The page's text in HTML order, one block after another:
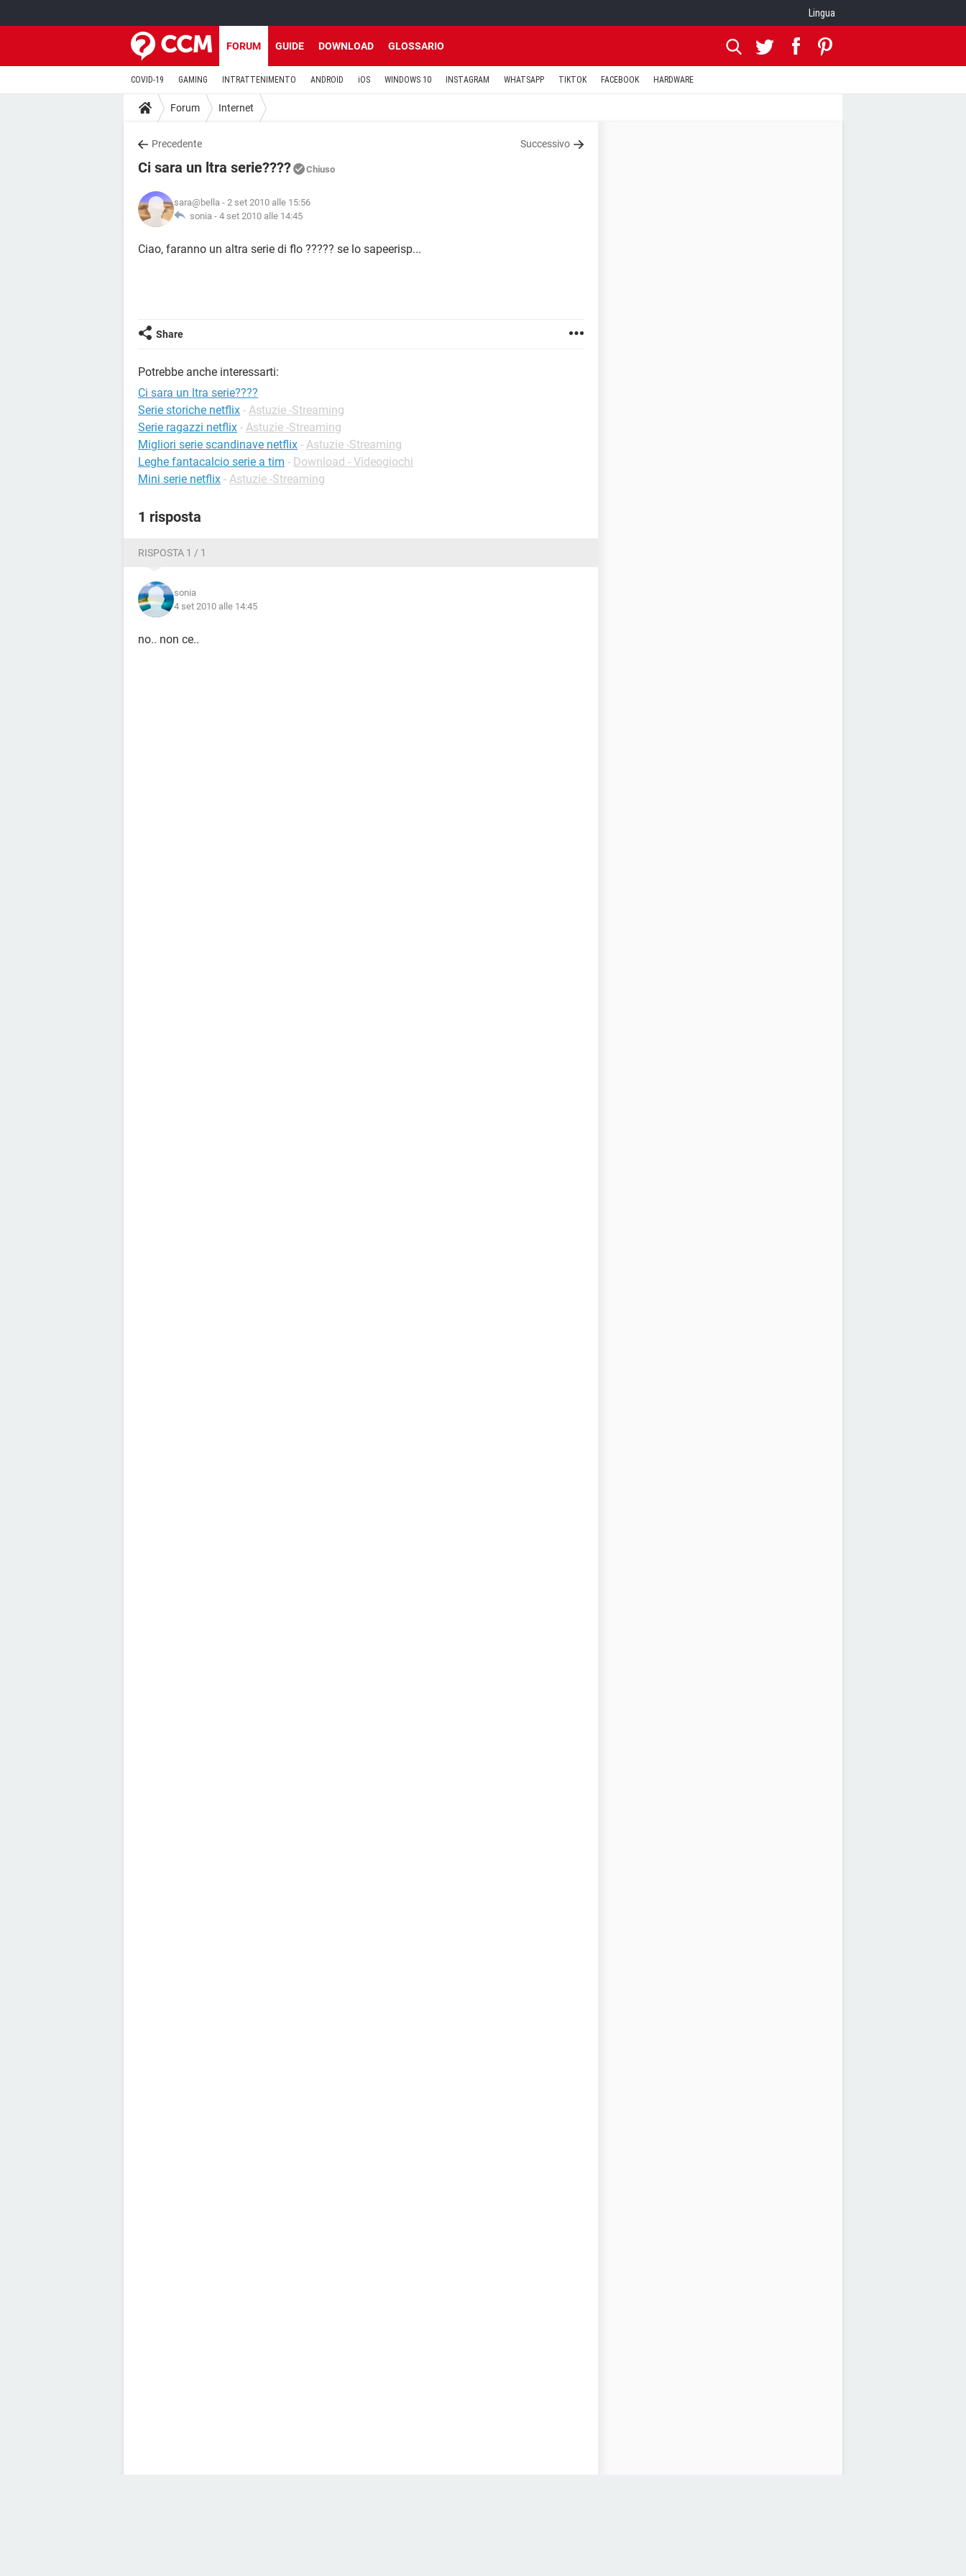
Lingua
FORUM GUIDE DOWNLOAD GLOSSARIO
COVID-19 GAMING INTRATTENIMENTO ANDROID iOS WINDOWS 10 INSTAGRAM WHATSAPP TIKTOK FACEBOOK HARDWARE
Forum Internet
Precedente Successivo
Ci sara un ltra serie???? Chiuso
sara@bella - 2 set 2010 alle 15:56
sonia - 4 set 2010 alle 14:45
Ciao, faranno un altra serie di flo ????? se lo sapeerisp...
Share
Potrebbe anche interessarti:
Ci sara un ltra serie????
Serie storiche netflix - Astuzie -Streaming
Serie ragazzi netflix - Astuzie -Streaming
Migliori serie scandinave netflix - Astuzie -Streaming
Leghe fantacalcio serie a tim - Download - Videogiochi
Mini serie netflix - Astuzie -Streaming
1 risposta
RISPOSTA 1 / 1
sonia
4 set 2010 alle 14:45
no.. non ce..